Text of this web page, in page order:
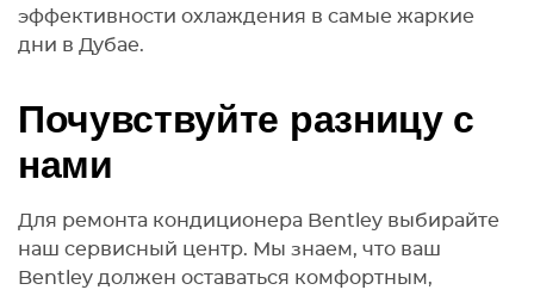
эффективности охлаждения в самые жаркие
дни в Дубае.
Почувствуйте разницу с
нами
Для ремонта кондиционера Bentley выбирайте
наш сервисный центр. Мы знаем, что ваш
Bentley должен оставаться комфортным,